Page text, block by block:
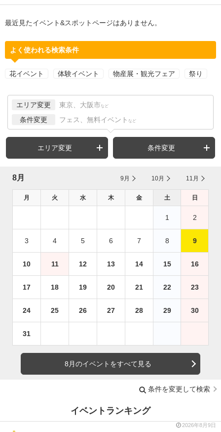
最近見たイベント&スポットページはありません。
よく使われる検索条件
花イベント 体験イベント 物産展・観光フェア 祭り
エリア変更 東京、大阪市 など
条件変更 フェス、無料イベント など
エリア変更 条件変更
8月 9月 10月 11月
月 火 水 木 金 土 日
1 2
3 4 5 6 7 8 9
10 11 12 13 14 15 16
17 18 19 20 21 22 23
24 25 26 27 28 29 30
31
8月のイベントをすべて見る
条件を変更して検索
イベントランキング
2026年8月9日